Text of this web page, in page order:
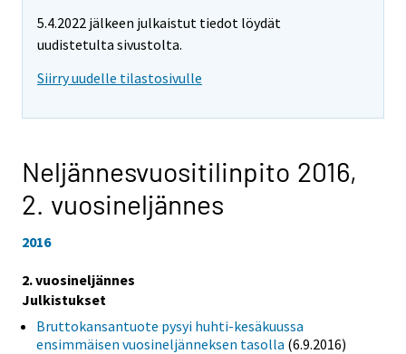
5.4.2022 jälkeen julkaistut tiedot löydät
uudistetulta sivustolta.
Siirry uudelle tilastosivulle
Neljännesvuositilinpito 2016,
2. vuosineljännes
2016
2. vuosineljännes
Julkistukset
Bruttokansantuote pysyi huhti-kesäkuussa
ensimmäisen vuosineljänneksen tasolla (6.9.2016)